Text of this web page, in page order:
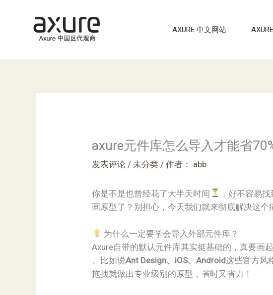
AXURE 中文网站
axure元件库怎么导入才能省
发表评论 / 未分类 / 作者： abb
你是不是也曾经花了大半天时间
，好不容易
画原型了？别担心，今天我们就来彻底解决这
为什么一定要学会导入外部元件库？
Axure自带的默认元件库其实挺基础的，真要画
。比如说​​Ant Design、iOS、Android​这些官方风
拖拽就做出专业级别的原型，省时又省力！